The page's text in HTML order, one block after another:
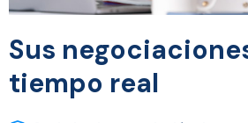
Sus
tiempo real